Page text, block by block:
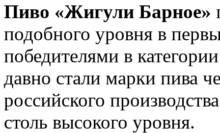
Пиво «Жигули Барное»
подобного уровня в
победителями в
давно стали марки пива
российского
столь высокого уровня.